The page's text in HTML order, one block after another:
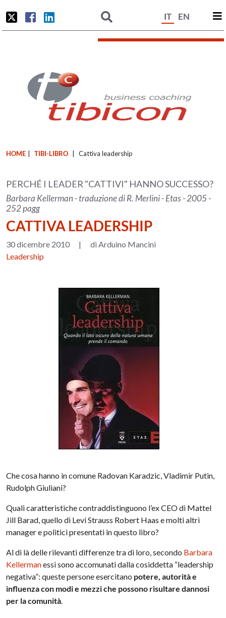
IT EN
HOME TIBI-LIBRO Cattiva leadership
PERCHÉ I LEADER "CATTIVI" HANNO SUCCESSO?
Barbara Kellerman - traduzione di R. Merlini - Etas - 2005 -
252 pagg
CATTIVA LEADERSHIP
30 dicembre 2010 |
di Arduino Mancini
Leadership
Che cosa hanno in comune Radovan Karadzic, Vladimir Putin,
Rudolph Giuliani?
Quali caratteristiche contraddistinguono l’ex CEO di Mattel
Jill Barad, quello di Levi Strauss Robert Haas e molti altri
manager e politici presentati in questo libro?
Al di là delle rilevanti differenze tra di loro, secondo Barbara
Kellermanessi sono accomunati dalla cosiddetta “leadership
negativa”: queste persone esercitano potere, autorità e
influenza con modi e mezzi che possono risultare dannosi
per la comunità.